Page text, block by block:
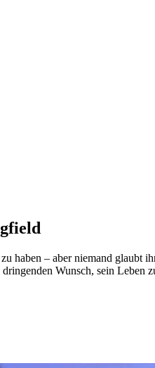
haben – aber niemand
Wunsch, sein